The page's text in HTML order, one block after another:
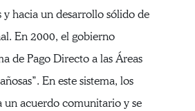
y hacia un desarrollo sólido de
En 2000, el gobierno
de Pago Directo a las Áreas
En este sistema, los
un acuerdo comunitario y se